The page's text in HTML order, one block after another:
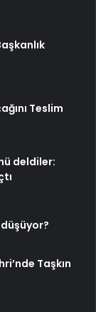
Teslim
deldiler:
Taşkın